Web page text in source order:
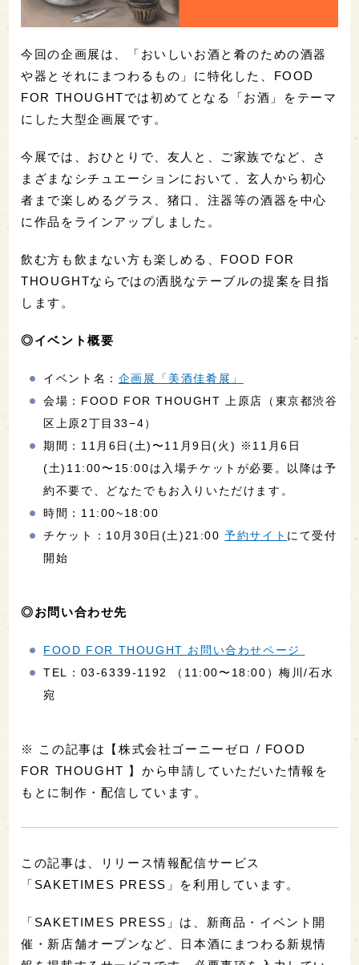
今回の企画展は、「おいしいお酒と肴のための酒器
や器とそれにまつわるもの」に特化した、FOOD
FOR THOUGHTでは初めてとなる「お酒」をテーマ
にした大型企画展です。
今展では、おひとりで、友人と、ご家族でなど、さ
まざまなシチュエーションにおいて、玄人から初心
者まで楽しめるグラス、猪口、注器等の酒器を中心
に作品をラインアップしました。
飲む方も飲まない方も楽しめる、FOOD FOR
THOUGHTならではの洒脱なテーブルの提案を目指
します。
◎イベント概要
イベント名： 企画展「美酒佳肴展」
会場：FOOD FOR THOUGHT 上原店（東京都渋谷
区上原2丁目33−4）
期間：11月6日(土)〜11月9日(火) ※11月6日
(土)11:00〜15:00は入場チケットが必要。以降は予
約不要で、どなたでもお入りいただけます。
時間：11:00~18:00
チケット：10月30日(土)21:00予約サイト にて受付
開始
◎お問い合わせ先
FOOD FOR THOUGHT お問い合わせページ
TEL：03-6339-1192 （11:00〜18:00）梅川/石水
宛
※ この記事は【株式会社ゴーニーゼロ / FOOD
FOR THOUGHT 】から申請していただいた情報を
もとに制作・配信しています。
この記事は、リリース情報配信サービス
「SAKETIMES PRESS」を利用しています。
「SAKETIMES PRESS」は、新商品・イベント開
催・新店舗オープンなど、日本酒にまつわる新規情